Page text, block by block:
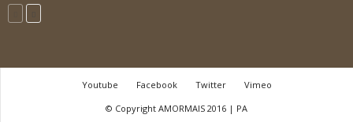
Youtube Facebook Twitter
Vimeo
© Copyright AMORMAIS 2016 | PA